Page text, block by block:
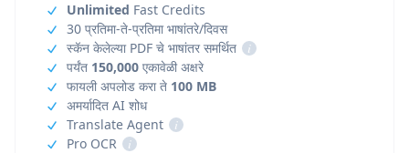
Unlimited Fast Credits
30 प्रतिमा-ते-प्रतिमा भाषांतरे/दिवस
स्कॅन केलेल्या PDF चे भाषांतर समर्थित
i
पर्यंत 150,000 एकावेळी अक्षरे
फायली अपलोड करा ते 100 MB
अमर्यादित AI शोध
Translate Agent
i
Pro OCR
i